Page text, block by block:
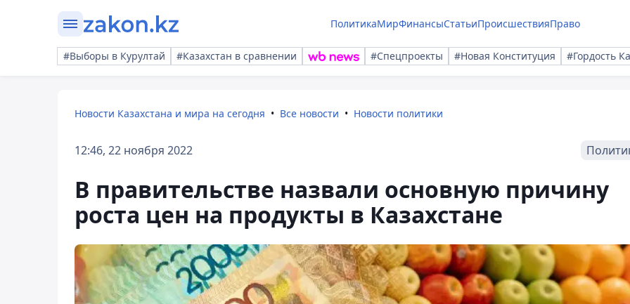
ПолитикаМирФинансыСтатьиПроисшествияПраво
#Выборы в Курултай #Казахстан в сравнении #Спецпроекты #Новая Конституция #Гордость
Новости Казахстана и мира на сегодня Все новости Новости политики
12:46, 22 ноября 2022
В правительстве назвали основную причину
роста цен на продукты в Казахстане